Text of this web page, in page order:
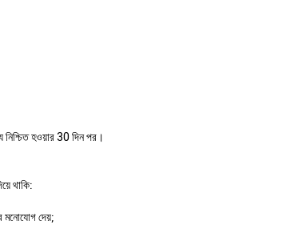
হওয়ার 30 দিন পর।
থাকি:
মনোযোগ দেয়;